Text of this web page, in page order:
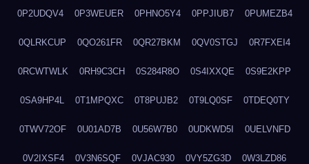
0P2UDQV4 0P3WEUER 0PHNO5Y4 0PPJIUB7 0PUMEZB4
0QLRKCUP 0QO261FR 0QR27BKM 0QV0STGJ 0R7FXEI4
0RCWTWLK 0RH9C3CH 0S284R8O 0S4IXXQE 0S9E2KPP
0SA9HP4L 0T1MPQXC 0T8PUJB2 0T9LQ0SF 0TDEQ0TY
0TWV72OF 0U01AD7B 0U56W7B0 0UDKWD5I 0UELVNFD
0V2IXSF4 0V3N6SQF 0VJAC930 0VY5ZG3D 0W3LZD86